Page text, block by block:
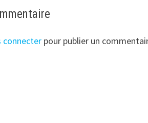
connecter pour publier un